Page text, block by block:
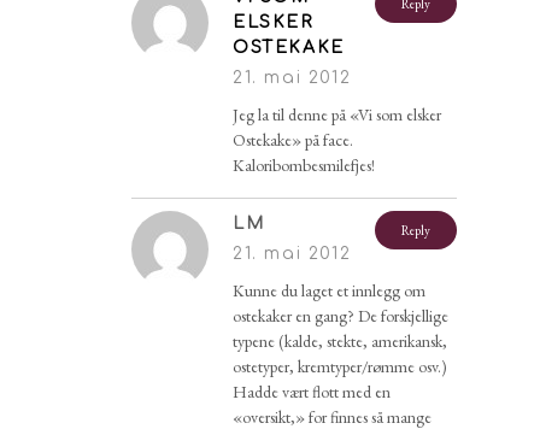
ELSKER
OSTEKAKE
21. mai 2012
Jeg la til denne på «Vi som elsker
Ostekake» på face.
Kaloribombesmilefjes!
Reply
LM
21. mai 2012
Kunne du laget et innlegg om
ostekaker en gang? De forskjellige
typene (kalde, stekte, amerikansk,
ostetyper, kremtyper/rømme osv.)
Hadde vært flott med en
«oversikt,» for finnes så mange